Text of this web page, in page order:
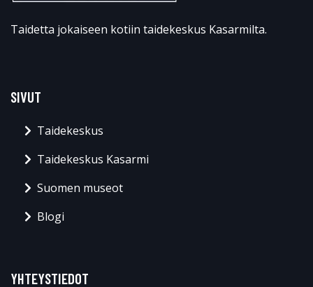
Taidetta jokaiseen kotiin taidekeskus Kasarmilta.
SIVUT
Taidekeskus
Taidekeskus Kasarmi
Suomen museot
Blogi
YHTEYSTIEDOT